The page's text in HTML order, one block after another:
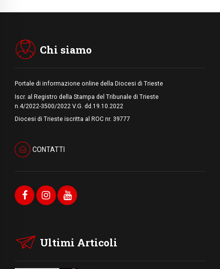
Chi siamo
Portale di informazione online della Diocesi di Trieste
Iscr. al Registro della Stampa del Tribunale di Trieste
n.4/2022-3500/2022 V.G. dd.19.10.2022
Diocesi di Trieste iscritta al ROC nr. 39777
CONTATTI
Ultimi Articoli